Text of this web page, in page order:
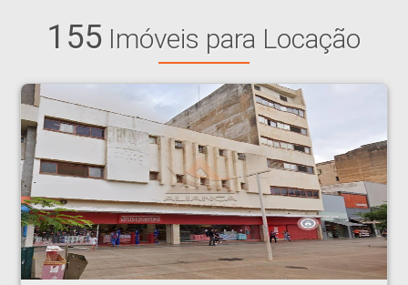
155 Imóveis para Locação
Comercial - Centro - Ribeirão Preto